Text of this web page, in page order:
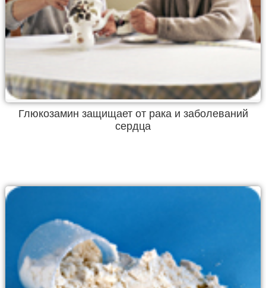
Глюкозамин защищает от рака и заболеваний
сердца